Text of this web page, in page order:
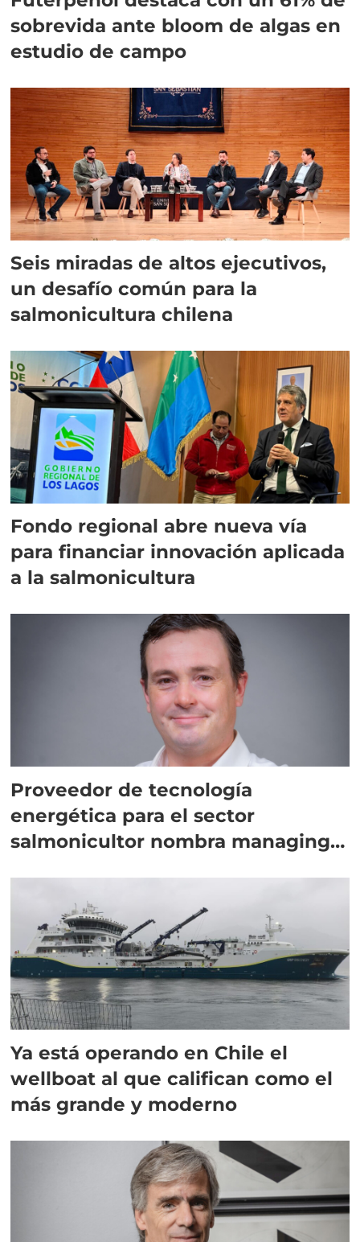
sobrevida ante bloom de algas en
estudio de campo
Seis miradas de altos ejecutivos,
un desafío común para la
salmonicultura chilena
Fondo regional abre nueva vía
para financiar innovación aplicada
a la salmonicultura
Proveedor de tecnología
energética para el sector
salmonicultor nombra managing
Ya está operando en Chile el
wellboat al que califican como el
más grande y moderno